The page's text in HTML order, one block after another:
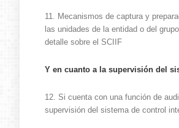
11. Mecanismos de captura y
las unidades de la entidad o del
detalle sobre el SCIIF
Y en cuanto a la supervisión del
12. Si cuenta con una función de
supervisión del sistema de control